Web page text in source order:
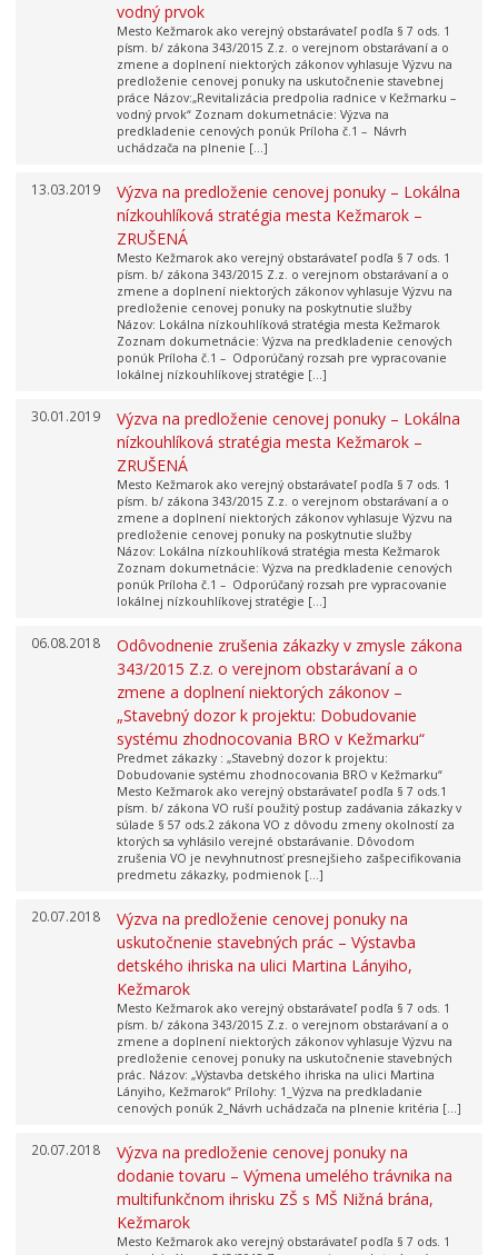
vodný prvok
Mesto Kežmarok ako verejný obstarávateľ podľa § 7 ods. 1
písm. b/ zákona 343/2015 Z.z. o verejnom obstarávaní a o
zmene a doplnení niektorých zákonov vyhlasuje Výzvu na
predloženie cenovej ponuky na uskutočnenie stavebnej
práce Názov:„Revitalizácia predpolia radnice v Kežmarku –
vodný prvok“ Zoznam dokumetnácie: Výzva na
predkladenie cenových ponúk Príloha č.1 – Návrh
uchádzača na plnenie […]
13.03.2019
Výzva na predloženie cenovej ponuky – Lokálna
nízkouhlíková stratégia mesta Kežmarok –
ZRUŠENÁ
Mesto Kežmarok ako verejný obstarávateľ podľa § 7 ods. 1
písm. b/ zákona 343/2015 Z.z. o verejnom obstarávaní a o
zmene a doplnení niektorých zákonov vyhlasuje Výzvu na
predloženie cenovej ponuky na poskytnutie služby
Názov: Lokálna nízkouhlíková stratégia mesta Kežmarok
Zoznam dokumetnácie: Výzva na predkladenie cenových
ponúk Príloha č.1 – Odporúčaný rozsah pre vypracovanie
lokálnej nízkouhlíkovej stratégie […]
30.01.2019
Výzva na predloženie cenovej ponuky – Lokálna
nízkouhlíková stratégia mesta Kežmarok –
ZRUŠENÁ
Mesto Kežmarok ako verejný obstarávateľ podľa § 7 ods. 1
písm. b/ zákona 343/2015 Z.z. o verejnom obstarávaní a o
zmene a doplnení niektorých zákonov vyhlasuje Výzvu na
predloženie cenovej ponuky na poskytnutie služby
Názov: Lokálna nízkouhlíková stratégia mesta Kežmarok
Zoznam dokumetnácie: Výzva na predkladenie cenových
ponúk Príloha č.1 – Odporúčaný rozsah pre vypracovanie
lokálnej nízkouhlíkovej stratégie […]
06.08.2018
Odôvodnenie zrušenia zákazky v zmysle zákona
343/2015 Z.z. o verejnom obstarávaní a o
zmene a doplnení niektorých zákonov –
„Stavebný dozor k projektu: Dobudovanie
systému zhodnocovania BRO v Kežmarku“
Predmet zákazky : „Stavebný dozor k projektu:
Dobudovanie systému zhodnocovania BRO v Kežmarku“
Mesto Kežmarok ako verejný obstarávateľ podľa § 7 ods.1
písm. b/ zákona VO ruší použitý postup zadávania zákazky v
súlade § 57 ods.2 zákona VO z dôvodu zmeny okolností za
ktorých sa vyhlásilo verejné obstarávanie. Dôvodom
zrušenia VO je nevyhnutnosť presnejšieho zašpecifikovania
predmetu zákazky, podmienok […]
20.07.2018
Výzva na predloženie cenovej ponuky na
uskutočnenie stavebných prác – Výstavba
detského ihriska na ulici Martina Lányiho,
Kežmarok
Mesto Kežmarok ako verejný obstarávateľ podľa § 7 ods. 1
písm. b/ zákona 343/2015 Z.z. o verejnom obstarávaní a o
zmene a doplnení niektorých zákonov vyhlasuje Výzvu na
predloženie cenovej ponuky na uskutočnenie stavebných
prác. Názov: „Výstavba detského ihriska na ulici Martina
Lányiho, Kežmarok“ Prílohy: 1_Výzva na predkladanie
cenových ponúk 2_Návrh uchádzača na plnenie kritéria […]
20.07.2018
Výzva na predloženie cenovej ponuky na
dodanie tovaru – Výmena umelého trávnika na
multifunkčnom ihrisku ZŠ s MŠ Nižná brána,
Kežmarok
Mesto Kežmarok ako verejný obstarávateľ podľa § 7 ods. 1